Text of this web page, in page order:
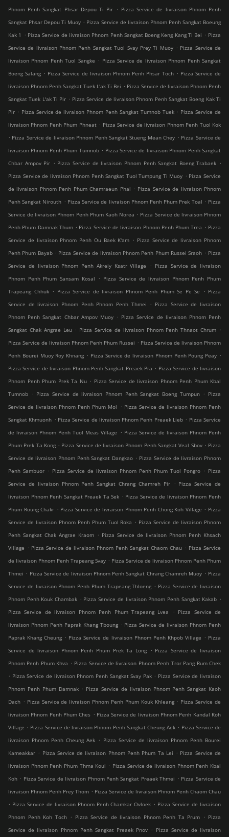
Phnom Penh Sangkat Phsar Depou Ti Pir
. Pizza Service de livraison Phnom Penh
Sangkat Phsar Depou Ti Muoy . Pizza Service de livraison Phnom Penh Sangkat Boeung
Kak 1
. Pizza Service de livraison Phnom Penh Sangkat Boeng Keng Kang Ti Bei . Pizza
Service de livraison Phnom Penh Sangkat Tuol Svay Prey Ti Muoy . Pizza Service de
livraison Phnom Penh Tuol Sangke . Pizza Service de livraison Phnom Penh Sangkat
Boeng Salang . Pizza Service de livraison Phnom Penh Phsar Toch . Pizza Service de
livraison Phnom Penh Sangkat Tuek L'ak Ti Bei . Pizza Service de livraison Phnom Penh
Sangkat Tuek L'ak Ti Pir . Pizza Service de livraison Phnom Penh Sangkat Boeng Kak Ti
Pir . Pizza Service de livraison Phnom Penh Sangkat Tumnob Tuek . Pizza Service de
livraison Phnom Penh Phum Phneat . Pizza Service de livraison Phnom Penh Tuol Kok
. Pizza Service de livraison Phnom Penh Sangkat Stueng Mean Chey . Pizza Service de
livraison Phnom Penh Phum Tumnob . Pizza Service de livraison Phnom Penh Sangkat
Chbar Ampov Pir . Pizza Service de livraison Phnom Penh Sangkat Boeng Trabaek .
Pizza Service de livraison Phnom Penh Sangkat Tuol Tumpung Ti Muoy . Pizza Service
de livraison Phnom Penh Phum Chamraeun Phal . Pizza Service de livraison Phnom
Penh Sangkat Nirouth . Pizza Service de livraison Phnom Penh Phum Prek Toal . Pizza
Service de livraison Phnom Penh Phum Kaoh Norea . Pizza Service de livraison Phnom
Penh Phum Damnak Thum . Pizza Service de livraison Phnom Penh Phum Trea . Pizza
Service de livraison Phnom Penh Ou Baek K'am . Pizza Service de livraison Phnom
Penh Phum Bayab . Pizza Service de livraison Phnom Penh Phum Russei Sraoh . Pizza
Service de livraison Phnom Penh Akreiy Ksatr Village
. Pizza Service de livraison
Phnom Penh Phum Sansam Kosal
. Pizza Service de livraison Phnom Penh Phum
Trapeang Chhuk
. Pizza Service de livraison Phnom Penh Phum Se Pe Se . Pizza
Service de livraison Phnom Penh Phnom Penh Thmei
. Pizza Service de livraison
Phnom Penh Sangkat Chbar Ampov Muoy . Pizza Service de livraison Phnom Penh
Sangkat Chak Angrae Leu . Pizza Service de livraison Phnom Penh Thnaot Chrum .
Pizza Service de livraison Phnom Penh Phum Russei . Pizza Service de livraison Phnom
Penh Bourei Muoy Roy Khnang . Pizza Service de livraison Phnom Penh Poung Peay .
Pizza Service de livraison Phnom Penh Sangkat Preaek Pra . Pizza Service de livraison
Phnom Penh Phum Prek Ta Nu . Pizza Service de livraison Phnom Penh Phum Kbal
Tumnob
. Pizza Service de livraison Phnom Penh Sangkat Boeng Tumpun . Pizza
Service de livraison Phnom Penh Phum Mol
. Pizza Service de livraison Phnom Penh
Sangkat Khmuonh . Pizza Service de livraison Phnom Penh Preaek Lieb . Pizza Service
de livraison Phnom Penh Tuol Meas Village
. Pizza Service de livraison Phnom Penh
Phum Prek Ta Kong . Pizza Service de livraison Phnom Penh Sangkat Veal Sbov . Pizza
Service de livraison Phnom Penh Sangkat Dangkao . Pizza Service de livraison Phnom
Penh Sambuor . Pizza Service de livraison Phnom Penh Phum Tuol Pongro . Pizza
Service de livraison Phnom Penh Sangkat Chrang Chamreh Pir
. Pizza Service de
livraison Phnom Penh Sangkat Preaek Ta Sek . Pizza Service de livraison Phnom Penh
Phum Roung Chakr . Pizza Service de livraison Phnom Penh Chong Koh Village . Pizza
Service de livraison Phnom Penh Phum Tuol Roka . Pizza Service de livraison Phnom
Penh Sangkat Chak Angrae Kraom . Pizza Service de livraison Phnom Penh Khsach
Village . Pizza Service de livraison Phnom Penh Sangkat Chaom Chau . Pizza Service
de livraison Phnom Penh Trapeang Svay . Pizza Service de livraison Phnom Penh Phum
Thmei . Pizza Service de livraison Phnom Penh Sangkat Chrang Chamreh Muoy . Pizza
Service de livraison Phnom Penh Phum Trapeang Thloeng . Pizza Service de livraison
Phnom Penh Kouk Chambak . Pizza Service de livraison Phnom Penh Sangkat Kakab .
Pizza Service de livraison Phnom Penh Phum Trapeang Lvea
. Pizza Service de
livraison Phnom Penh Paprak Khang Tboung . Pizza Service de livraison Phnom Penh
Paprak Khang Cheung . Pizza Service de livraison Phnom Penh Khpob Village . Pizza
Service de livraison Phnom Penh Phum Prek Ta Long
. Pizza Service de livraison
Phnom Penh Phum Khva . Pizza Service de livraison Phnom Penh Tror Pang Rum Chek
. Pizza Service de livraison Phnom Penh Sangkat Svay Pak . Pizza Service de livraison
Phnom Penh Phum Damnak . Pizza Service de livraison Phnom Penh Sangkat Kaoh
Dach . Pizza Service de livraison Phnom Penh Phum Kouk Khleang . Pizza Service de
livraison Phnom Penh Phum Ches . Pizza Service de livraison Phnom Penh Kandal Koh
Village . Pizza Service de livraison Phnom Penh Sangkat Cheung Aek . Pizza Service de
livraison Phnom Penh Cheung Aek . Pizza Service de livraison Phnom Penh Bourei
Kameakkar . Pizza Service de livraison Phnom Penh Phum Ta Lei . Pizza Service de
livraison Phnom Penh Phum Thma Koul . Pizza Service de livraison Phnom Penh Kbal
Koh . Pizza Service de livraison Phnom Penh Sangkat Preaek Thmei . Pizza Service de
livraison Phnom Penh Prey Thom . Pizza Service de livraison Phnom Penh Chaom Chau
. Pizza Service de livraison Phnom Penh Chamkar Ovloek . Pizza Service de livraison
Phnom Penh Koh Toch
. Pizza Service de livraison Phnom Penh Ta Prum . Pizza
Service de livraison Phnom Penh Sangkat Preaek Pnov . Pizza Service de livraison